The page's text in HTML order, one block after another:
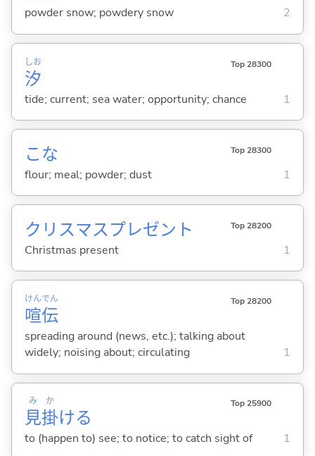
powder snow; powdery snow 2
汐
しお Top 28300
tide; current; sea water; opportunity; chance 1
こな Top 28300
flour; meal; powder; dust 1
クリスマスプレゼント Top 28200
Christmas present 1
喧
けん
伝
でん Top 28200
spreading around (news, etc.); talking about
widely; noising about; circulating
1
見
み
掛
か
ける
Top 25900
to (happen to) see; to notice; to catch sight of 1